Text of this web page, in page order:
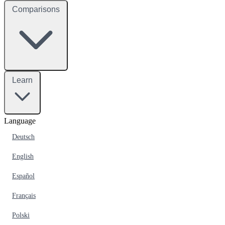
Comparisons
Learn
Language
Deutsch
English
Español
Français
Polski